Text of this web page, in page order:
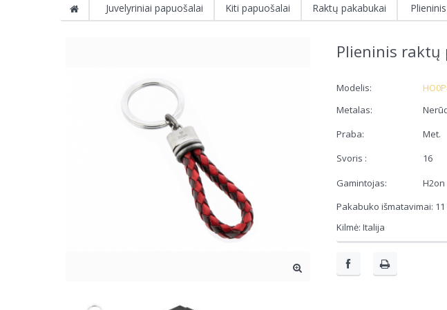
Juvelyriniai papuošalai Kiti papuošalai Raktų pakabukai
Plieninis raktų
Modelis:
Metalas:
Praba:
Met.
Svoris :
16
Gamintojas:
H2on
Pakabuko išmatavimai: 11
Kilmė: Italija